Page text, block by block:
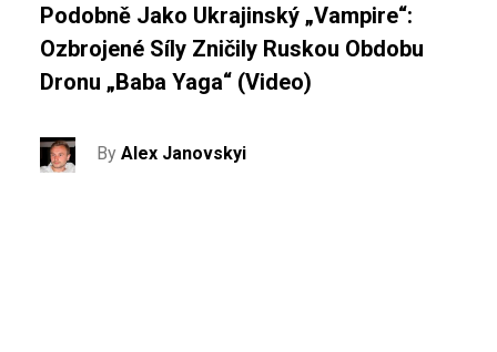
Podobně Jako Ukrajinský „Vampire“:
Ozbrojené Síly Zničily Ruskou Obdobu
Dronu „Baba Yaga“ (video)
ByAlex Janovskyi